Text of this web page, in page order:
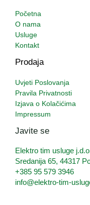
Početna
O nama
Usluge
Kontakt
Prodaja
Uvjeti Poslovanja
Pravila Privatnosti
Izjava o Kolačićima
Impressum
Javite se
Elektro tim usluge
Sredanija 65, 44317
+385 95 579 3946
info@elektro-tim-